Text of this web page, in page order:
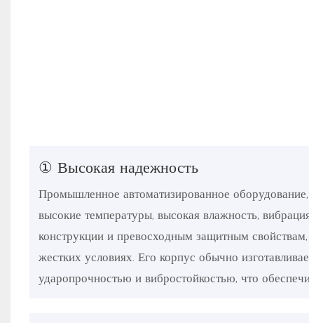
① Высокая надежность
Промышленное автоматизированное
высокие температуры, высокая влажность,
конструкции и превосходным защитным
жестких условиях. Его корпус обычно
ударопрочностью и вибростойкостью, что